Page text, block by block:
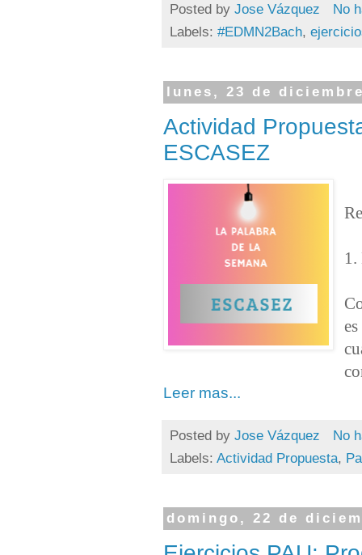
Posted by Jose Vázquez
No
Labels: #EDMN2Bach,
lunes, 23 de
Actividad
ESCASEZ
Leer mas...
Posted by Jose Vázquez
No
Labels: Actividad Propuesta,
domingo, 22 de